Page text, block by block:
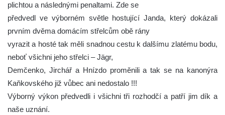
plichtou a následnými penaltami. Zde se
předvedl ve výborném světle hostující Janda, který dokázali
prvním dvěma domácím střelcům obě rány
vyrazit a hosté tak měli snadnou cestu k dalšímu zlatému bodu,
neboť všichni jeho střelci – Jägr,
Demčenko, Jirchář a Hnízdo proměnili a tak se na kanonýra
Kaňkovského již vůbec ani nedostalo !!!
Výborný výkon předvedli i všichni tři rozhodčí a patří jim dík a
naše uznání.